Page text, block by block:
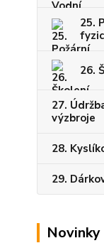
25.
26.
27.
výzbroje
28.
29.
Novinky